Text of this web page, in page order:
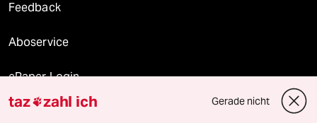
Feedback
Aboservice
ePaper Login
Downloads für Abonnierende
taz zahl ich Gerade nicht